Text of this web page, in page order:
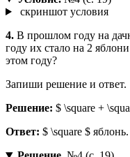
скриншот условия
4. В прошлом году на
году их стало на 2
этом году?
Запиши решение и ответ.
Решение: $ \square +
Ответ: $ \square $ яблонь.